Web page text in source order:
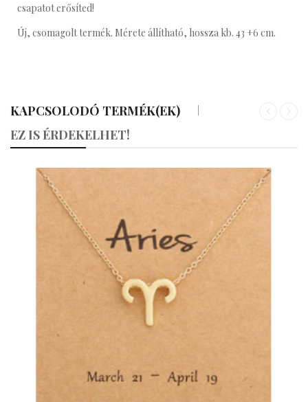
csapatot erősíted!
Új, csomagolt termék. Mérete állítható, hossza kb. 43 +6 cm.
KAPCSOLODÓ TERMÉK(EK)
EZ IS ÉRDEKELHET!